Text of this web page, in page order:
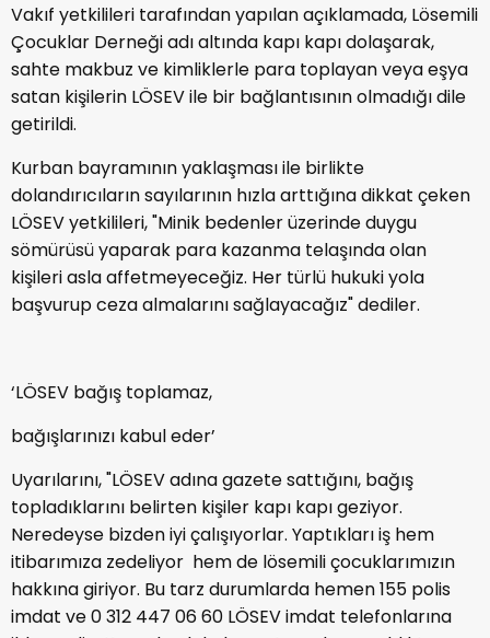
Vakıf yetkilileri tarafından yapılan açıklamada, Lösemili
Çocuklar Derneği adı altında kapı kapı dolaşarak,
sahte makbuz ve kimliklerle para toplayan veya eşya
satan kişilerin LÖSEV ile bir bağlantısının olmadığı dile
getirildi.
Kurban bayramının yaklaşması ile birlikte
dolandırıcıların sayılarının hızla arttığına dikkat çeken
LÖSEV yetkilileri, "Minik bedenler üzerinde duygu
sömürüsü yaparak para kazanma telaşında olan
kişileri asla affetmeyeceğiz. Her türlü hukuki yola
başvurup ceza almalarını sağlayacağız" dediler.
‘LÖSEV bağış toplamaz,
bağışlarınızı kabul eder’
Uyarılarını, "LÖSEV adına gazete sattığını, bağış
topladıklarını belirten kişiler kapı kapı geziyor.
Neredeyse bizden iyi çalışıyorlar. Yaptıkları iş hem
itibarımıza zedeliyor hem de lösemili çocuklarımızın
hakkına giriyor. Bu tarz durumlarda hemen 155 polis
imdat ve 0 312 447 06 60 LÖSEV imdat telefonlarına